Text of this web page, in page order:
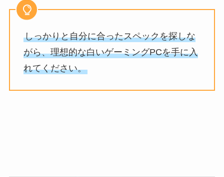
しっかりと自分に合ったスペックを探しな
がら、理想的な白いゲーミングPCを手に入
れてください。